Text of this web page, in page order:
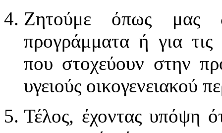
Ζητούμε όπως μας
προγράμματα ή για
που στοχεύουν στην
υγειούς οικογενειακού
Τέλος, έχοντας υπόψη